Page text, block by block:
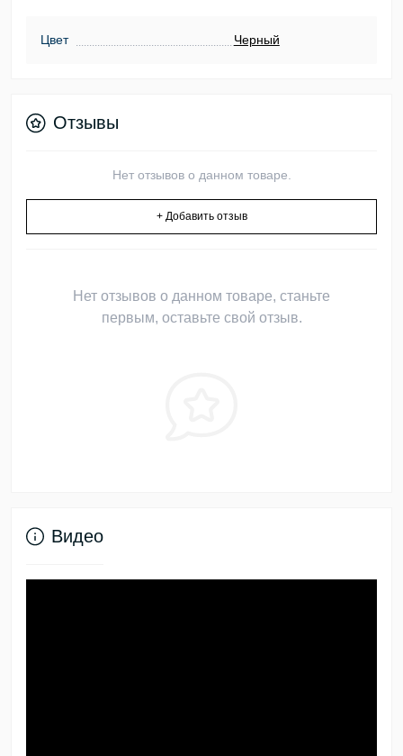
Цвет Черный
Отзывы
Нет отзывов о данном товаре.
+ Добавить отзыв
Нет отзывов о данном товаре, станьте
первым, оставьте свой отзыв.
Видео